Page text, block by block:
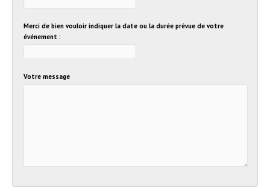
Merci de bien vouloir indiquer la date ou la durée prévue de votre
événement :
Votre message